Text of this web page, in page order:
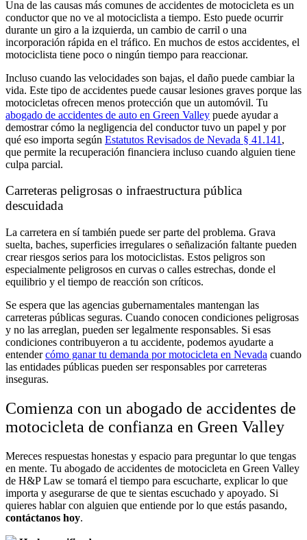
Una de las causas más comunes de accidentes de motocicleta es un
conductor que no ve al motociclista a tiempo. Esto puede ocurrir
durante un giro a la izquierda, un cambio de carril o una
incorporación rápida en el tráfico. En muchos de estos accidentes, el
motociclista tiene poco o ningún tiempo para reaccionar.
Incluso cuando las velocidades son bajas, el daño puede cambiar la
vida. Este tipo de accidentes puede causar lesiones graves porque las
motocicletas ofrecen menos protección que un automóvil. Tu
abogado de accidentes de auto en Green Valley puede ayudar a
demostrar cómo la negligencia del conductor tuvo un papel y por
qué eso importa según Estatutos Revisados de Nevada § 41.141 ,
que permite la recuperación financiera incluso cuando alguien tiene
culpa parcial.
Carreteras peligrosas o infraestructura pública
descuidada
La carretera en sí también puede ser parte del problema. Grava
suelta, baches, superficies irregulares o señalización faltante pueden
crear riesgos serios para los motociclistas. Estos peligros son
especialmente peligrosos en curvas o calles estrechas, donde el
equilibrio y el tiempo de reacción son críticos.
Se espera que las agencias gubernamentales mantengan las
carreteras públicas seguras. Cuando conocen condiciones peligrosas
y no las arreglan, pueden ser legalmente responsables. Si esas
condiciones contribuyeron a tu accidente, podemos ayudarte a
entendercómo ganar tu demanda por motocicleta en Nevada cuando
las entidades públicas pueden ser responsables por carreteras
inseguras.
Comienza con un abogado de accidentes de
motocicleta de confianza en Green Valley
Mereces respuestas honestas y espacio para preguntar lo que tengas
en mente. Tu abogado de accidentes de motocicleta en Green Valley
de H&P Law se tomará el tiempo para escucharte, explicar lo que
importa y asegurarse de que te sientas escuchado y apoyado. Si
quieres hablar con alguien que entiende por lo que estás pasando,
contáctanos hoy.